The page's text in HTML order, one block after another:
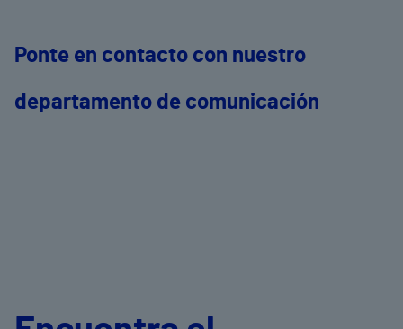
Ponte en contacto con nuestro
departamento de comunicación